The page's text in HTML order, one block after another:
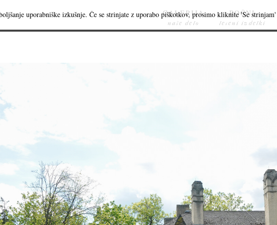
GALERIJA
naše delo
ROČNI
leseni izdelki
uporabniške izkušnje. Če se strinjate z uporabo piškotkov, prosimo kliknite 'Se